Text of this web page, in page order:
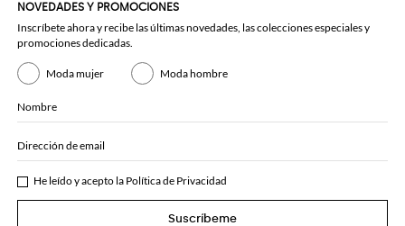
NOVEDADES Y PROMOCIONES
Inscríbete ahora y recibe las últimas novedades, las colecciones especiales y
promociones dedicadas.
Moda mujer Moda hombre
Nombre
Dirección de email
He leído y acepto la Política de Privacidad
Suscríbeme